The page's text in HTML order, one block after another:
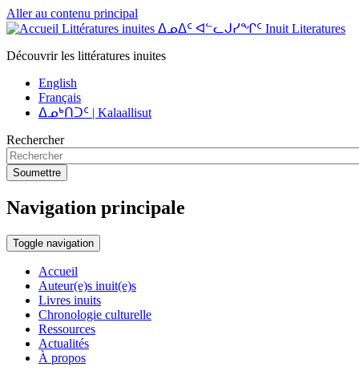
Aller au contenu principal
Littératures inuites ᐃᓄᐃᑦ ᐊᓪᓚᒍᓯᖏᑦ Inuit Literatures
Découvrir les littératures inuites
English
Français
ᐃᓄᒃᑎᑐᑦ | Kalaallisut
Rechercher
Soumettre
Navigation principale
Toggle navigation
Accueil
Auteur(e)s inuit(e)s
Livres inuits
Chronologie culturelle
Ressources
Actualités
À propos